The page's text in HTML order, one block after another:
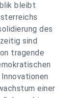
bleibt
des
sind
tragende
einer